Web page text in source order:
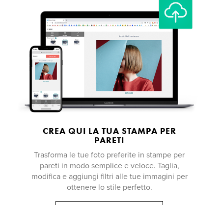
CREA QUI LA TUA STAMPA PER
PARETI
Trasforma le tue foto preferite in stampe per
pareti in modo semplice e veloce. Taglia,
modifica e aggiungi filtri alle tue immagini per
ottenere lo stile perfetto.